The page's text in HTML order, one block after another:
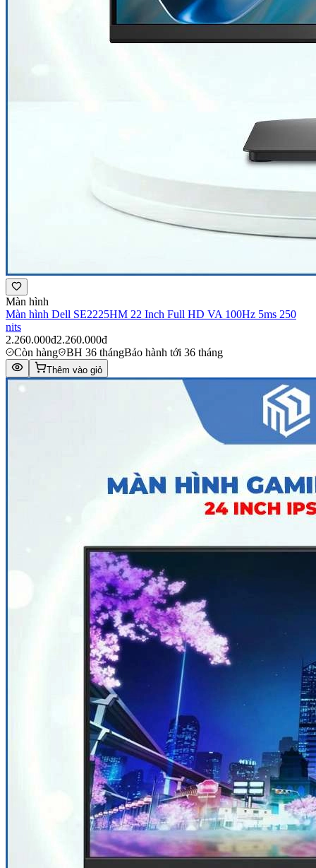
Màn hình
Màn hình Dell SE2225HM 22 Inch Full HD VA 100Hz 5ms 250
nits
2.260.000đ2.260.000đ
Còn hàng
BH 36 thángBảo hành tới 36 tháng
Thêm vào giỏ